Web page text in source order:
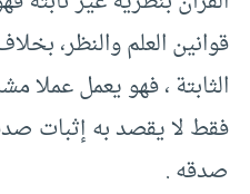
قوانين العلم والنظر،
الثابتة ، فهو يعمل عملا
فقط لا يقصد به إثبات
صدقه .‏